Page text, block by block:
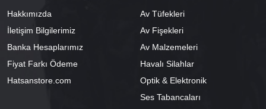
Hakkımızda
İletişim Bilgilerimiz
Banka Hesaplarımız
Fiyat Farkı Ödeme
Hatsanstore.com
Av Tüfekleri
Av Fişekleri
Av Malzemeleri
Havalı Silahlar
Optik & Elektronik
Ses Tabancaları